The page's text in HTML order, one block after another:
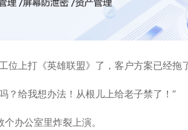
位上打《英雄联盟》了，客户方案已经拖
？给我想办法！从根儿上给老子禁了！”
办公室里炸裂上演。